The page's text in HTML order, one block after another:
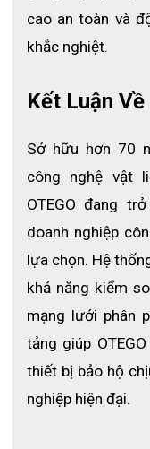
cao an toàn và
khắc nghiệt.
Kết Luận
Sở hữu hơn 70
công nghệ vật
OTEGO đang
doanh nghiệp
lựa chọn. Hệ
khả năng kiểm
mạng lưới phân
tảng giúp
thiết bị bảo hộ
nghiệp hiện đại.